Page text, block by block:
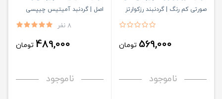
صورتی کم رنگ | گردنبند رزکوارتز
صورتی مایل به سفید استایلیست
569,000 تومان
ناموجود
اصل | گردنبد آمیتیس چیپسی
8 نفر
489,000 تومان
ناموجود